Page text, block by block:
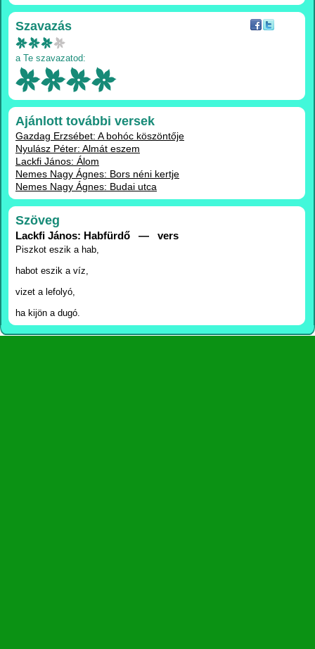
Szavazás
a Te szavazatod:
Ajánlott további versek
Gazdag Erzsébet: A bohóc köszöntője
Nyulász Péter: Almát eszem
Lackfi János: Álom
Nemes Nagy Ágnes: Bors néni kertje
Nemes Nagy Ágnes: Budai utca
Szöveg
Lackfi János: Habfürdő — vers
Piszkot eszik a hab,
habot eszik a víz,
vizet a lefolyó,
ha kijön a dugó.